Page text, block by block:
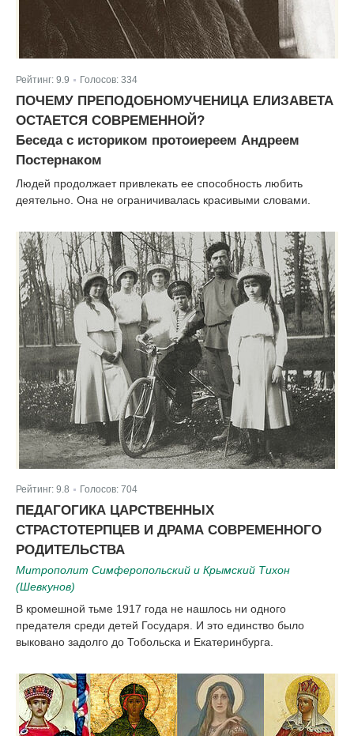
Рейтинг: 9.9 Голосов: 334
ПОЧЕМУ ПРЕПОДОБНОМУЧЕНИЦА ЕЛИЗАВЕТА
ОСТАЕТСЯ СОВРЕМЕННОЙ?
Беседа с историком протоиереем Андреем
Постернаком
Людей продолжает привлекать ее способность любить
деятельно. Она не ограничивалась красивыми словами.
Рейтинг: 9.8 Голосов: 704
ПЕДАГОГИКА ЦАРСТВЕННЫХ
СТРАСТОТЕРПЦЕВ И ДРАМА СОВРЕМЕННОГО
РОДИТЕЛЬСТВА
Митрополит Симферопольский и Крымский Тихон
(Шевкунов)
В кромешной тьме 1917 года не нашлось ни одного
предателя среди детей Государя. И это единство было
выковано задолго до Тобольска и Екатеринбурга.